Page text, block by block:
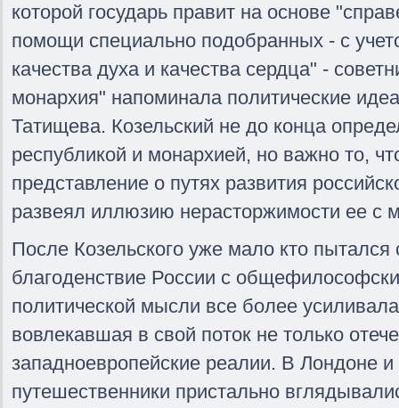
которой государь правит на основе
помощи специально подобранных - с
качества духа и качества сердца" -
монархия" напоминала политические
Татищева. Козельский не до конца
республикой и монархией, но важно то,
представление о путях развития
развеял иллюзию нерасторжимости ее с
После Козельского уже мало кто пытался
благоденствие России с
политической мысли все более
вовлекавшая в свой поток не только
западноевропейские реалии. В Лондоне
путешественники пристально